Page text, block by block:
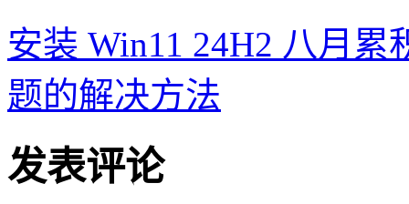
安装 Win11 24H2 八月累
题的解决方法
发表评论